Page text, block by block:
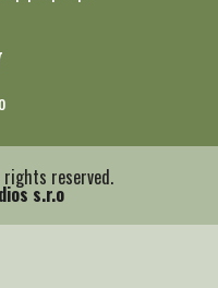
reserved.
s.r.o